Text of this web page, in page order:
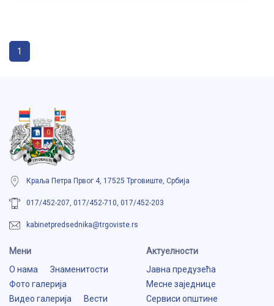
1
Краља Петра Првог 4, 17525 Трговиште, Србија
017/452-207, 017/452-710, 017/452-203
kabinetpredsednika@trgoviste.rs
Мени
О нама
Знаменитости
Фото галерија
Видео галерија
Вести
Aктуелности
Јавна предузећа
Месне заједнице
Сервиси општине